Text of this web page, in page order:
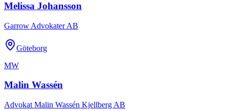
Melissa Johansson
Garrow Advokater AB
Göteborg
MW
Malin Wassén
Advokat Malin Wassén Kjellberg AB